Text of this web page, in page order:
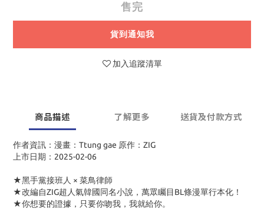
售完
貨到通知我
加入追蹤清單
商品描述 了解更多 送貨及付款方式
作者資訊：漫畫：Ttung gae 原作：ZIG
上市日期：2025-02-06
★黑手黨接班人 × 菜鳥律師
★改編自ZIG超人氣韓國同名小說，萬眾矚目BL條漫單行本化！
★你想要的證據，只要你吻我，我就給你。